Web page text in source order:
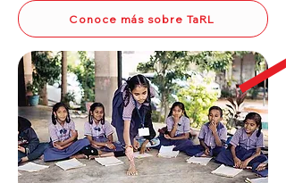
Conoce más sobre TaRL